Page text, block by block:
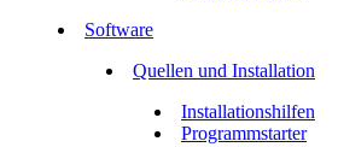
Software
Quellen und Installation
Installationshilfen
Programmstarter